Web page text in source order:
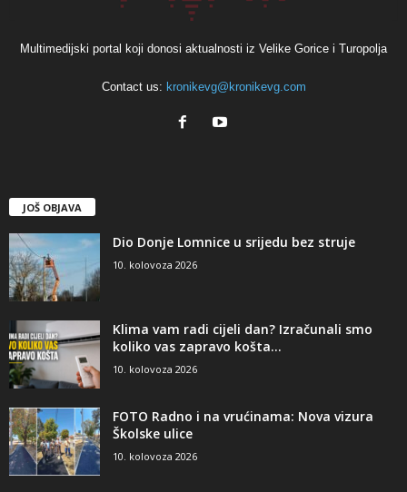
Multimedijski portal koji donosi aktualnosti iz Velike Gorice i Turopolja
Contact us: kronikevg@kronikevg.com
JOŠ OBJAVA
Dio Donje Lomnice u srijedu bez struje
10. kolovoza 2026
Klima vam radi cijeli dan? Izračunali smo
koliko vas zapravo košta...
10. kolovoza 2026
FOTO Radno i na vrućinama: Nova vizura
Školske ulice
10. kolovoza 2026